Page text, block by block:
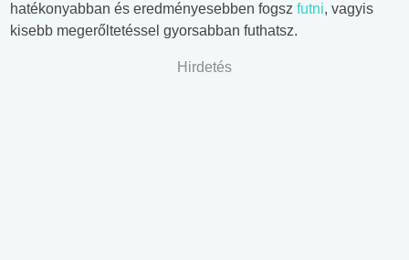
hatékonyabban és eredményesebben fogsz futni, vagyis
kisebb megerőltetéssel gyorsabban futhatsz.
Hirdetés